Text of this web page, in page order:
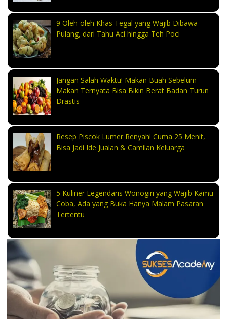
9 Oleh-oleh Khas Tegal yang Wajib Dibawa
Pulang, dari Tahu Aci hingga Teh Poci
Jangan Salah Waktu! Makan Buah Sebelum
Makan Ternyata Bisa Bikin Berat Badan Turun
Drastis
Resep Piscok Lumer Renyah! Cuma 25 Menit,
Bisa Jadi Ide Jualan & Camilan Keluarga
5 Kuliner Legendaris Wonogiri yang Wajib Kamu
Coba, Ada yang Buka Hanya Malam Pasaran
Tertentu